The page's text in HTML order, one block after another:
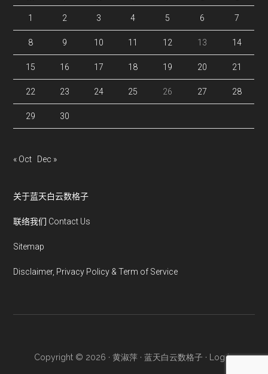
1 2 3 4 5 6 7
8 9 10 11 12 13 14
15 16 17 18 19 20 21
22 23 24 25 26 27 28
29 30
« Oct Dec »
关于蓝天白云数格子
联络我们 Contact Us
Sitemap
Disclaimer, Privacy Policy & Term of Service
Copyright © 2026 · 黄淑萍 · 蓝天白云数格子 · Log in